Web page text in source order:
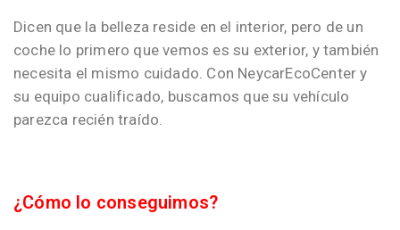
Dicen que la belleza reside en el interior, pero de un
coche lo primero que vemos es su exterior, y también
necesita el mismo cuidado. Con NeycarEcoCenter y
su equipo cualificado, buscamos que su vehículo
parezca recién traído.
¿Cómo lo conseguimos?